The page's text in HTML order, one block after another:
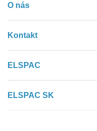
O nás
Kontakt
ELSPAC
ELSPAC SK